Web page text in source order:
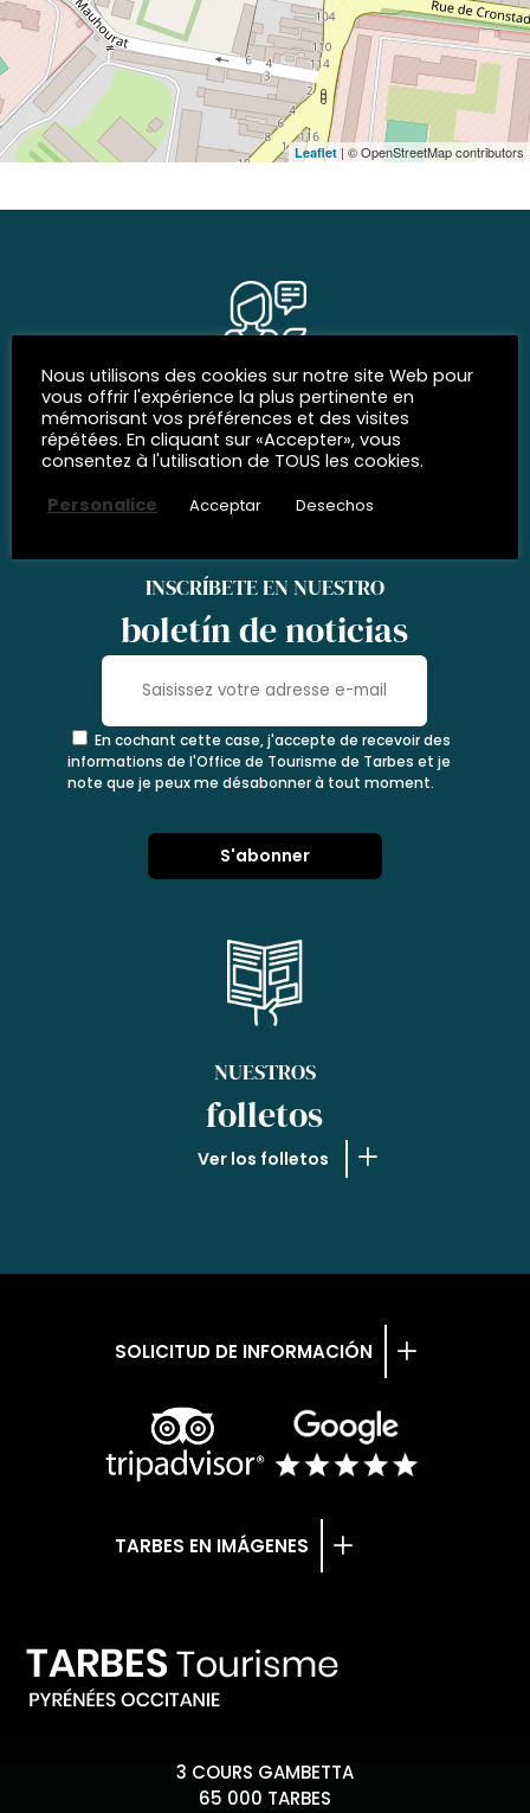
Leaflet | © OpenStreetMap contributors
REDES SOCIALES
Siguenos
INSCRÍBETE EN NUESTRO
boletín de noticias
En cochant cette case, j'accepte de recevoir des
informations de l'Office de Tourisme de Tarbes et je
note que je peux me désabonner à tout moment.
NUESTROS
folletos
Ver los folletos
SOLICITUD DE INFORMACIÓN
TARBES EN IMÁGENES
3 COURS GAMBETTA
65 000 TARBES
Nous utilisons des cookies sur notre site Web pour
vous offrir l'expérience la plus pertinente en
mémorisant vos préférences et des visites
répétées. En cliquant sur «Accepter», vous
consentez à l'utilisation de TOUS les cookies.
Personalice
Acceptar Desechos